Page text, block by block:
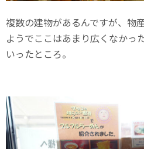
複数の建物があるんですが、物
ようでここはあまり広くなかっ
いったところ。